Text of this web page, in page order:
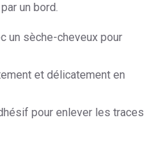
un bord.
un sèche-cheveux pour
et délicatement en
pour enlever les traces